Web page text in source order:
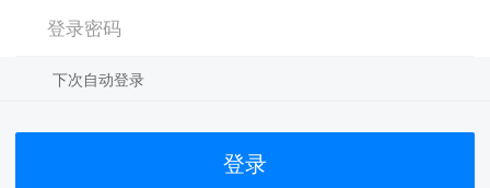
下次自动登录
登录